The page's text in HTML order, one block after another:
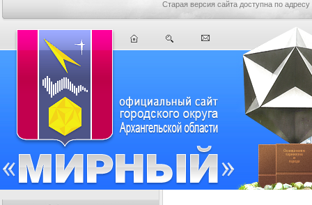
Старая версия сайта доступна по адресу